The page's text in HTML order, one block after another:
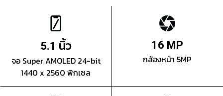
5.1 นิ้ว
จอ Super AMOLED 24-bit
1440 x 2560 พิกเซล
16 MP
กล้องหน้า 5MP